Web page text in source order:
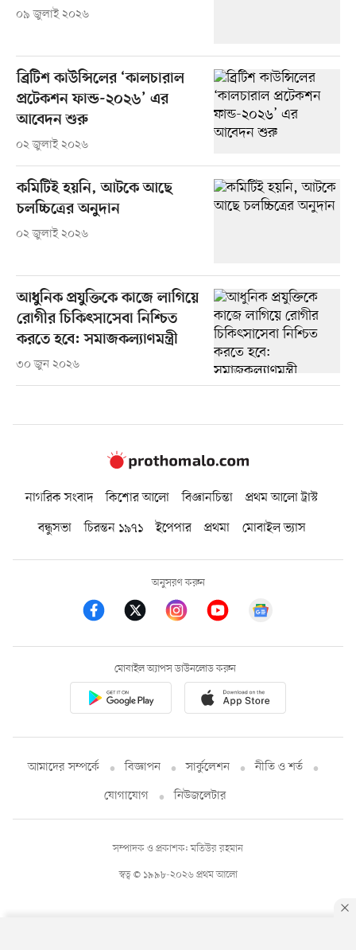
০৯ জুলাই ২০২৬
ব্রিটিশ কাউন্সিলের ‘কালচারাল
প্রটেকশন ফান্ড-২০২৬’ এর
আবেদন শুরু
০২ জুলাই ২০২৬
কমিটিই হয়নি, আটকে আছে
চলচ্চিত্রের অনুদান
০২ জুলাই ২০২৬
আধুনিক প্রযুক্তিকে কাজে লাগিয়ে
রোগীর চিকিৎসাসেবা নিশ্চিত
করতে হবে: সমাজকল্যাণমন্ত্রী
৩০ জুন ২০২৬
নাগরিক সংবাদ কিশোর আলো বিজ্ঞানচিন্তা
প্রথম আলো ট্রাস্ট
বন্ধুসভা
চিরন্তন ১৯৭১ ইপেপার প্রথমা মোবাইল ভ্যাস
অনুসরণ করুন
মোবাইল অ্যাপস ডাউনলোড করুন
আমাদের সম্পর্কে বিজ্ঞাপন সার্কুলেশন
নীতি ও শর্ত
যোগাযোগ
নিউজলেটার
স্বত্ব © ১৯৯৮-২০২৬ প্রথম আলো
সম্পাদক ও প্রকাশক: মতিউর রহমান